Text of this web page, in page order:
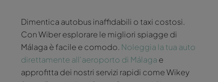
Dimentica autobus inaffidabili o taxi costosi.
Con Wiber esplorare le migliori spiagge di
Málaga è facile e comodo. Noleggia la tua auto
direttamente all'aeroporto di Málaga e
approfitta dei nostri servizi rapidi come Wikey